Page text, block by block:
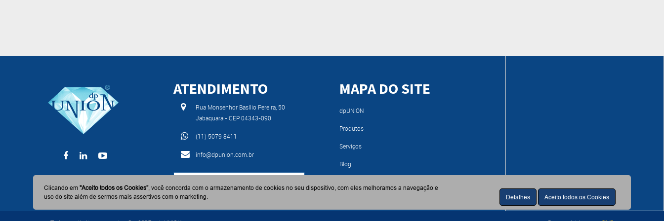
ATENDIMENTO
Rua Monsenhor Basílio Pereira, 50
Jabaquara - CEP 04343-090
(11) 5079 8411
info@dpunion.com.br
BAIXE AGORA NOSSO CATÁLOGO
MAPA DO SITE
dpUNION
Produtos
Serviços
Blog
Clicando em"Aceito todos os Cookies", você concorda com o armazenamento de cookies no seu dispositivo, com eles melhoramos a navegação e
uso do site além de sermos mais assertivos com o marketing.
Detalhes Aceito todos os Cookies